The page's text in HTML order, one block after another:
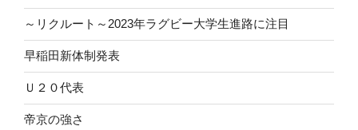
～リクルート～2023年ラグビー大学生進路に注目
早稲田新体制発表
Ｕ２０代表
帝京の強さ